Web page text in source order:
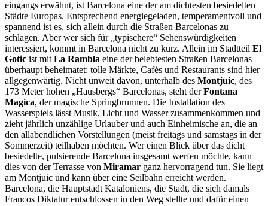
eingangs erwähnt, ist Barcelona eine der am dichtesten besiedelten
Städte Europas. Entsprechend energiegeladen, temperamentvoll und
spannend ist es, sich allein durch die Straßen Barcelonas zu
schlagen. Aber wer sich für „typischere“ Sehenswürdigkeiten
interessiert, kommt in Barcelona nicht zu kurz. Allein im Stadtteil El
Gotic ist mit La Rambla eine der belebtesten Straßen Barcelonas
überhaupt beheimatet: tolle Märkte, Cafés und Restaurants sind hier
allgegenwärtig. Nicht unweit davon, unterhalb des Montjuic, des
173 Meter hohen „Hausbergs“ Barcelonas, steht derFontana
Magica, der magische Springbrunnen. Die Installation des
Wasserspiels lässt Musik, Licht und Wasser zusammenkommen und
zieht jährlich unzählige Urlauber und auch Einheimische an, die an
den allabendlichen Vorstellungen (meist freitags und samstags in der
Sommerzeit) teilhaben möchten. Wer einen Blick über das dicht
besiedelte, pulsierende Barcelona insgesamt werfen möchte, kann
dies von der Terrasse von Miramar ganz hervorragend tun. Sie liegt
am Montjuic und kann über eine Seilbahn erreicht werden.
Barcelona, die Hauptstadt Kataloniens, die Stadt, die sich damals
Francos Diktatur entschlossen in den Weg stellte und dafür einen